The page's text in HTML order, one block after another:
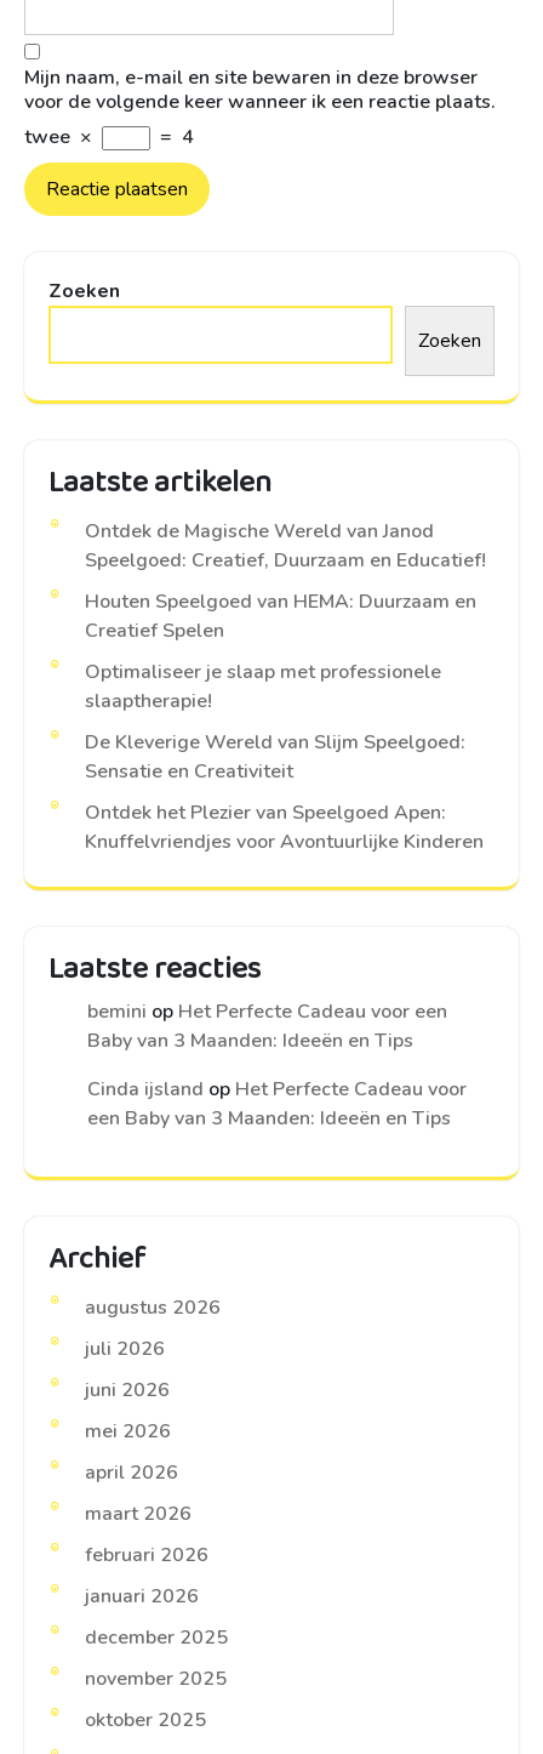
Mijn naam, e-mail en site bewaren in deze browser
voor de volgende keer wanneer ik een reactie plaats.
twee × = 4
Zoeken
Zoeken
Laatste artikelen
Ontdek de Magische Wereld van Janod
Speelgoed: Creatief, Duurzaam en Educatief!
Houten Speelgoed van HEMA: Duurzaam en
Creatief Spelen
Optimaliseer je slaap met professionele
slaaptherapie!
De Kleverige Wereld van Slijm Speelgoed:
Sensatie en Creativiteit
Ontdek het Plezier van Speelgoed Apen:
Knuffelvriendjes voor Avontuurlijke Kinderen
Laatste reacties
bemini op Het Perfecte Cadeau voor een
Baby van 3 Maanden: Ideeën en Tips
Cinda ijsland op Het Perfecte Cadeau voor
een Baby van 3 Maanden: Ideeën en Tips
Archief
augustus 2026
juli 2026
juni 2026
mei 2026
april 2026
maart 2026
februari 2026
januari 2026
december 2025
november 2025
oktober 2025